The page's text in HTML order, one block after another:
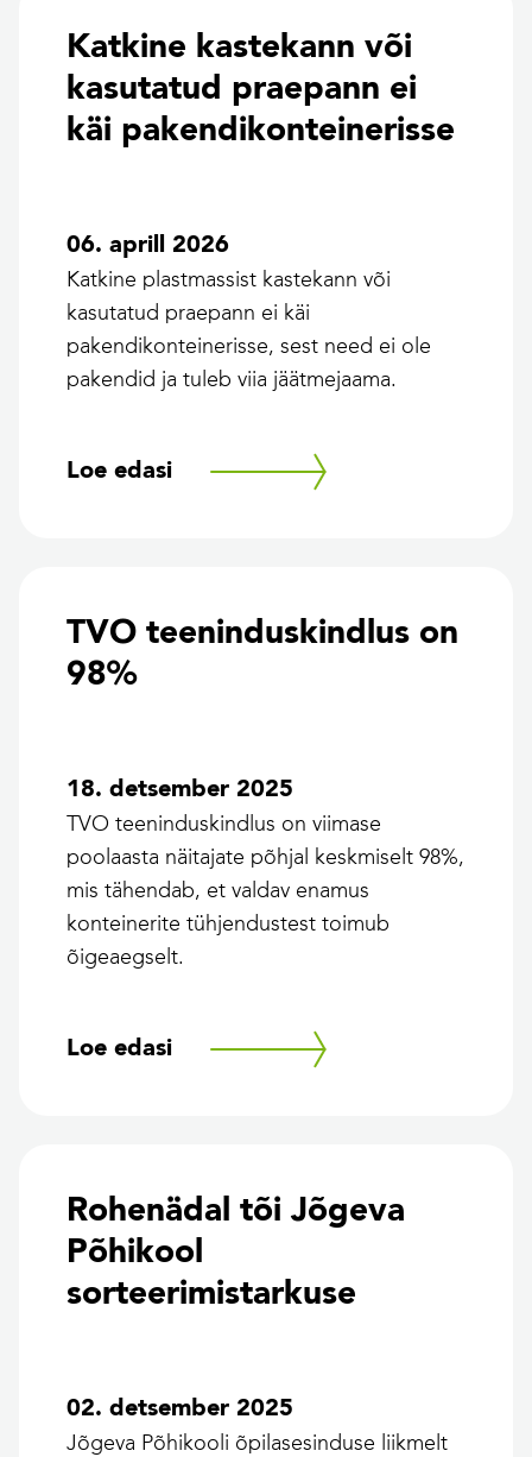
Katkine kastekann või
kasutatud praepann ei
käi pakendikonteinerisse
06. aprill 2026
Katkine plastmassist kastekann või
kasutatud praepann ei käi
pakendikonteinerisse, sest need ei ole
pakendid ja tuleb viia jäätmejaama.
Loe edasi
TVO teeninduskindlus on
98%
18. detsember 2025
TVO teeninduskindlus on viimase
poolaasta näitajate põhjal keskmiselt 98%,
mis tähendab, et valdav enamus
konteinerite tühjendustest toimub
õigeaegselt.
Loe edasi
Rohenädal tõi Jõgeva
Põhikool
sorteerimistarkuse
02. detsember 2025
Jõgeva Põhikooli õpilasesinduse liikmelt